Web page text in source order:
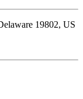
19802, US